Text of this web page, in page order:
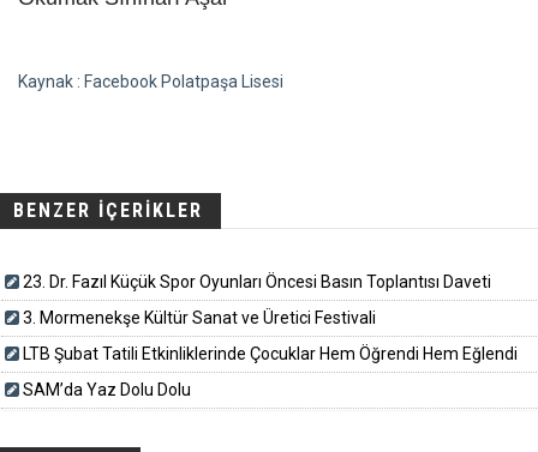
Kaynak : Facebook Polatpaşa Lisesi
BENZER İÇERİKLER
23. Dr. Fazıl Küçük Spor Oyunları Öncesi Basın Toplantısı Daveti
3. Mormenekşe Kültür Sanat ve Üretici Festivali
LTB Şubat Tatili Etkinliklerinde Çocuklar Hem Öğrendi Hem Eğlendi
SAM’da Yaz Dolu Dolu